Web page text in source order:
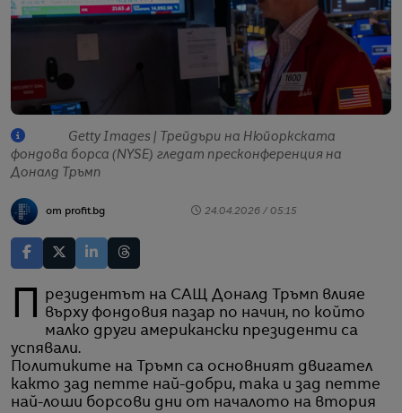
Getty Images | Трейдъри на Нюйоркската
фондова борса (NYSE) гледат пресконференция на
Доналд Тръмп
от profit.bg 24.04.2026 / 05:15
Президентът на САЩ Доналд Тръмп влияе
върху фондовия пазар по начин, по който
малко други американски президенти са
успявали.
Политиките на Тръмп са основният двигател
както зад петте най-добри, така и зад петте
най-лоши борсови дни от началото на втория